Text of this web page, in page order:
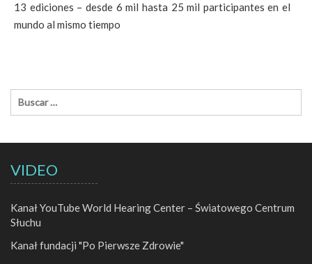
13 ediciones – desde 6 mil hasta 25 mil participantes en el
mundo al mismo tiempo
VIDEO
Kanał YouTube World Hearing Center – Światowego Centrum
Słuchu
Kanał fundacji "Po Pierwsze Zdrowie"